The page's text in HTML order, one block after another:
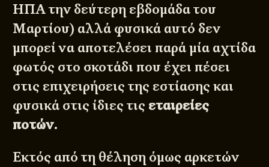
ΗΠΑ την δεύτερη εβδομάδα του
Μαρτίου) αλλά φυσικά αυτό δεν
μπορεί να αποτελέσει παρά μία αχτίδα
φωτός στο σκοτάδι που έχει πέσει
στις επιχειρήσεις της εστίασης και
φυσικά στις ίδιες τις εταιρείες
ποτών.
Εκτός από τη θέληση όμως αρκετών